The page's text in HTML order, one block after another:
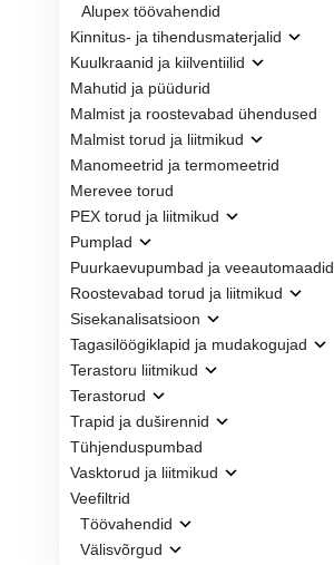
Alupex töövahendid
Kinnitus- ja tihendusmaterjalid
Kuulkraanid ja kiilventiilid
Mahutid ja püüdurid
Malmist ja roostevabad ühendused
Malmist torud ja liitmikud
Manomeetrid ja termomeetrid
Merevee torud
PEX torud ja liitmikud
Pumplad
Puurkaevupumbad ja veeautomaadid
Roostevabad torud ja liitmikud
Sisekanalisatsioon
Tagasilöögiklapid ja mudakogujad
Terastoru liitmikud
Terastorud
Trapid ja duširennid
Tühjenduspumbad
Vasktorud ja liitmikud
Veefiltrid
Töövahendid
Välisvõrgud